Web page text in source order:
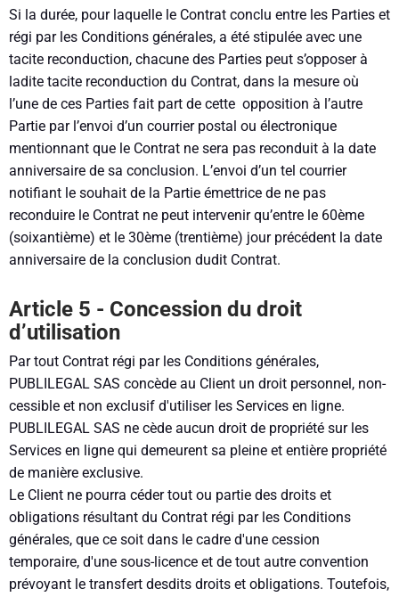
Si la durée, pour laquelle le Contrat conclu entre les Parties et
régi par les Conditions générales, a été stipulée avec une
tacite reconduction, chacune des Parties peut s’opposer à
ladite tacite reconduction du Contrat, dans la mesure où
l’une de ces Parties fait part de cette opposition à l’autre
Partie par l’envoi d’un courrier postal ou électronique
mentionnant que le Contrat ne sera pas reconduit à la date
anniversaire de sa conclusion. L’envoi d’un tel courrier
notifiant le souhait de la Partie émettrice de ne pas
reconduire le Contrat ne peut intervenir qu’entre le 60ème
(soixantième) et le 30ème (trentième) jour précédent la date
anniversaire de la conclusion dudit Contrat.
Article 5 - Concession du droit
d’utilisation
Par tout Contrat régi par les Conditions générales,
PUBLILEGAL SAS concède au Client un droit personnel, non-
cessible et non exclusif d'utiliser les Services en ligne.
PUBLILEGAL SAS ne cède aucun droit de propriété sur les
Services en ligne qui demeurent sa pleine et entière propriété
de manière exclusive.
Le Client ne pourra céder tout ou partie des droits et
obligations résultant du Contrat régi par les Conditions
générales, que ce soit dans le cadre d'une cession
temporaire, d'une sous-licence et de tout autre convention
prévoyant le transfert desdits droits et obligations. Toutefois,